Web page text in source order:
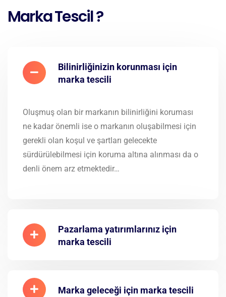
Marka Tescil ?
Bilinirliğinizin korunması için
marka tescili
Oluşmuş olan bir markanın bilinirliğini koruması
ne kadar önemli ise o markanın oluşabilmesi için
gerekli olan koşul ve şartları gelecekte
sürdürülebilmesi için koruma altına alınması da o
denli önem arz etmektedir…
Pazarlama yatırımlarınız için
marka tescili
Marka geleceği için marka tescili